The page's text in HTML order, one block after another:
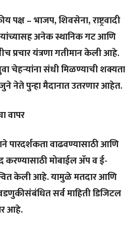
पक्ष – भाजप, शिवसेना, राष्ट्रवादी
अनेक स्थानिक गट आणि
प्रचार यंत्रणा गतीमान केली आहे.
चेहऱ्यांना संधी मिळण्याची शक्यता
नेते पुन्हा मैदानात उतरणार आहेत.
वापर
पारदर्शकता वाढवण्यासाठी आणि
करण्यासाठी मोबाईल अ‍ॅप व ई-
केली आहे. यामुळे मतदार आणि
सर्व माहिती डिजिटल
आहे.